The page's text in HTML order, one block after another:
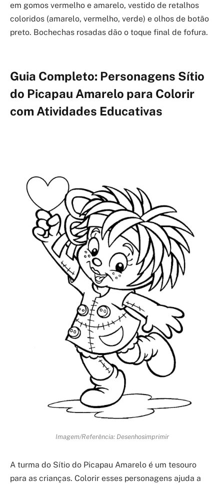
em gomos vermelho e amarelo, vestido de retalhos
coloridos (amarelo, vermelho, verde) e olhos de botão
preto. Bochechas rosadas dão o toque final de fofura.
Guia Completo: Personagens Sítio
do Picapau Amarelo para Colorir
com Atividades Educativas
Imagem/Referência: Desenhosimprimir
A turma do Sítio do Picapau Amarelo é um tesouro
para as crianças. Colorir esses personagens ajuda a